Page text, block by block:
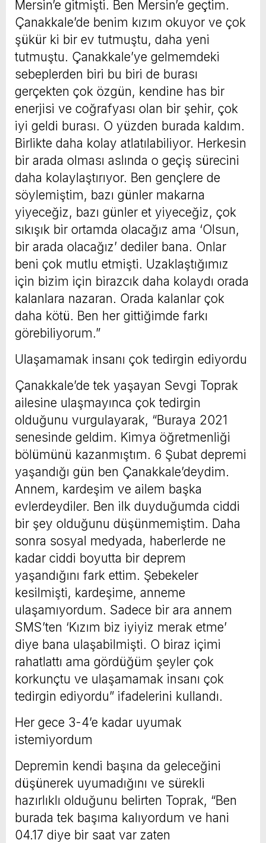
Mersin’e gitmişti. Ben Mersin’e geçtim.
Çanakkale’de benim kızım okuyor ve çok
şükür ki bir ev tutmuştu, daha yeni
tutmuştu. Çanakkale’ye gelmemdeki
sebeplerden biri bu biri de burası
gerçekten çok özgün, kendine has bir
enerjisi ve coğrafyası olan bir şehir, çok
iyi geldi burası. O yüzden burada kaldım.
Birlikte daha kolay atlatılabiliyor. Herkesin
bir arada olması aslında o geçiş sürecini
daha kolaylaştırıyor. Ben gençlere de
söylemiştim, bazı günler makarna
yiyeceğiz, bazı günler et yiyeceğiz, çok
sıkışık bir ortamda olacağız ama ‘Olsun,
bir arada olacağız’ dediler bana. Onlar
beni çok mutlu etmişti. Uzaklaştığımız
için bizim için birazcık daha kolaydı orada
kalanlara nazaran. Orada kalanlar çok
daha kötü. Ben her gittiğimde farkı
görebiliyorum.”
Ulaşamamak insanı çok tedirgin ediyordu
Çanakkale’de tek yaşayan Sevgi Toprak
ailesine ulaşmayınca çok tedirgin
olduğunu vurgulayarak, “Buraya 2021
senesinde geldim. Kimya öğretmenliği
bölümünü kazanmıştım. 6 Şubat depremi
yaşandığı gün ben Çanakkale’deydim.
Annem, kardeşim ve ailem başka
evlerdeydiler. Ben ilk duyduğumda ciddi
bir şey olduğunu düşünmemiştim. Daha
sonra sosyal medyada, haberlerde ne
kadar ciddi boyutta bir deprem
yaşandığını fark ettim. Şebekeler
kesilmişti, kardeşime, anneme
ulaşamıyordum. Sadece bir ara annem
SMS’ten ‘Kızım biz iyiyiz merak etme’
diye bana ulaşabilmişti. O biraz içimi
rahatlattı ama gördüğüm şeyler çok
korkunçtu ve ulaşamamak insanı çok
tedirgin ediyordu” ifadelerini kullandı.
Her gece 3-4’e kadar uyumak
istemiyordum
Depremin kendi başına da geleceğini
düşünerek uyumadığını ve sürekli
hazırlıklı olduğunu belirten Toprak, “Ben
burada tek başıma kalıyordum ve hani
04.17 diye bir saat var zaten